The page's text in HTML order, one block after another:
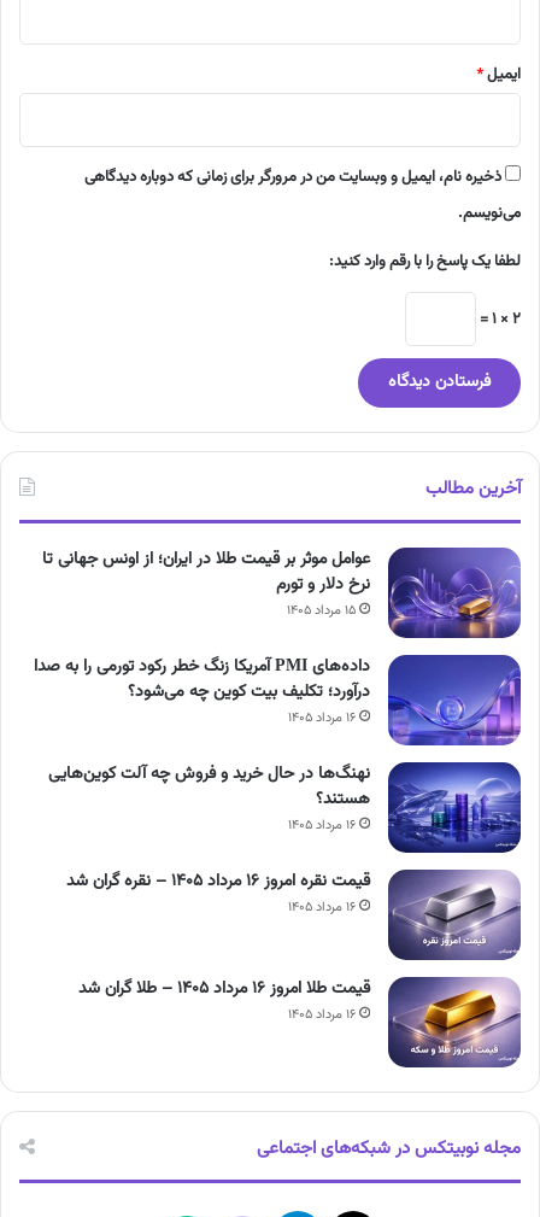
ایمیل*
ذخیره نام، ایمیل و وبسایت من در مرورگر برای زمانی که دوباره دیدگاهی
می‌نویسم.
لطفا یک پاسخ را با رقم وارد کنید:
2 × 1 =
آخرین مطالب
عوامل موثر بر قیمت طلا در ایران؛ از اونس جهانی تا
نرخ دلار و تورم
۱۵ مرداد ۱۴۰۵
داده‌های PMI آمریکا زنگ خطر رکود تورمی را به صدا
درآورد؛ تکلیف بیت کوین چه می‌شود؟
۱۶ مرداد ۱۴۰۵
نهنگ‌ها در حال خرید و فروش چه آلت کوین‌هایی
هستند؟
۱۶ مرداد ۱۴۰۵
قیمت نقره امروز ۱۶ مرداد ۱۴۰۵ – نقره گران شد
۱۶ مرداد ۱۴۰۵
قیمت طلا امروز ۱۶ مرداد ۱۴۰۵ – طلا گران شد
۱۶ مرداد ۱۴۰۵
مجله نوبیتکس در شبکه‌های اجتماعی